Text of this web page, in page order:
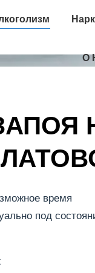
О
время
под